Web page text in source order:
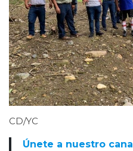
CD/YC
Únete a nuestro